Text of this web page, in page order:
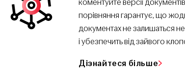
коментуйте версії
порівняння гарантує, що
документах не залишаться
і убезпечить від зайвого
Дізнайтеся більше